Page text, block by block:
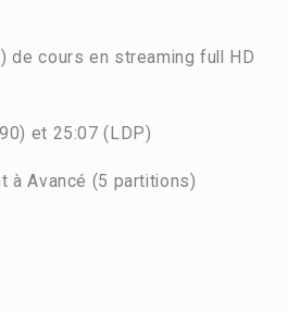
de cours en streaming full HD
et 25:07 (LDP)
à Avancé (5 partitions)